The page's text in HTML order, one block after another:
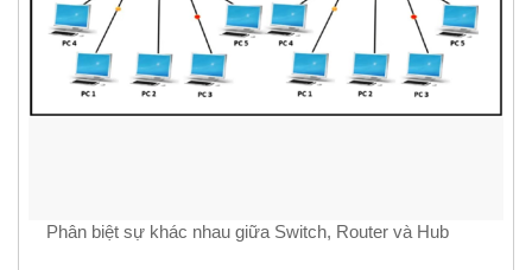
Phân biệt sự khác nhau giữa Switch, Router và Hub